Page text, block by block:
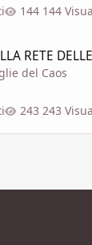
144
RETE
del Caos
243